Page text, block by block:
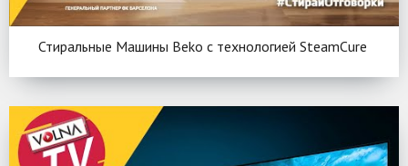
Стиральные Машины Beko c технологией SteamCure